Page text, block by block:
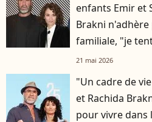
enfants Emir et
Brakni
familiale, "je
d'avis"
21 mai 2026
"Un cadre de
et Rachida
pour vivre dans